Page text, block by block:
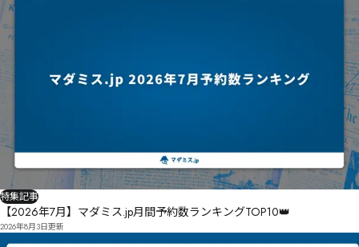
特集記事
【2026年7月】マダミス.jp月間予約数ランキングTOP10👑
2026年8月3日更新